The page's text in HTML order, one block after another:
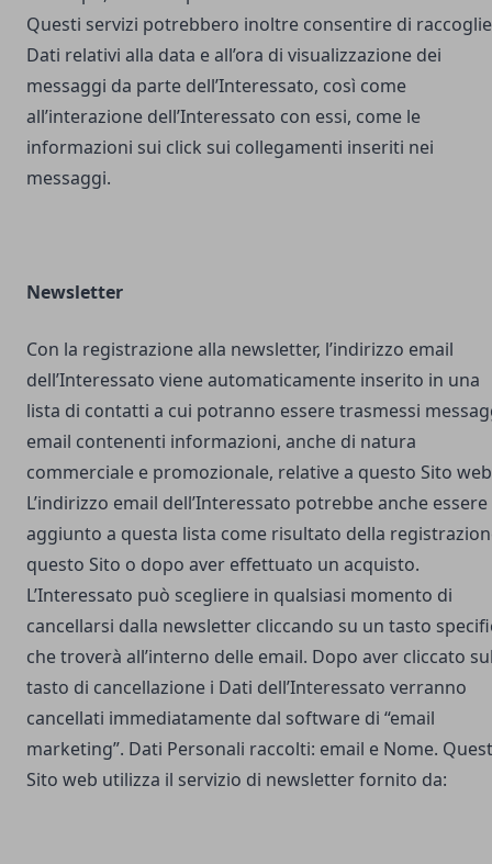
Questi servizi potrebbero inoltre consentire di
Dati relativi alla data e all’ora di visualizzazione dei
messaggi da parte dell’Interessato, così come
all’interazione dell’Interessato con essi, come le
informazioni sui click sui collegamenti inseriti nei
messaggi.
Newsletter
Con la registrazione alla newsletter, l’indirizzo email
dell’Interessato viene automaticamente inserito in una
lista di contatti a cui potranno essere trasmessi
email contenenti informazioni, anche di natura
commerciale e promozionale, relative a questo Sito
L’indirizzo email dell’Interessato potrebbe anche essere
aggiunto a questa lista come risultato della
questo Sito o dopo aver effettuato un acquisto.
L’Interessato può scegliere in qualsiasi momento di
cancellarsi dalla newsletter cliccando su un tasto
che troverà all’interno delle email. Dopo aver cliccato
tasto di cancellazione i Dati dell’Interessato verranno
cancellati immediatamente dal software di “email
marketing”. Dati Personali raccolti: email e Nome.
Sito web utilizza il servizio di newsletter fornito da: